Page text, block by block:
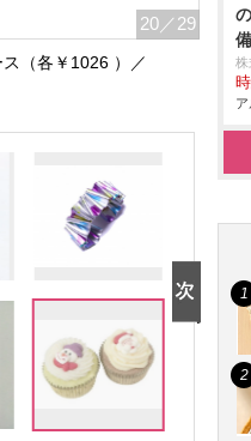
20 ／29
（各￥1026 ）／
備
株